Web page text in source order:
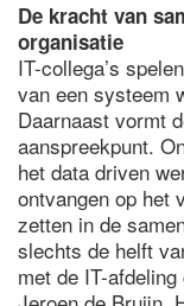
De kracht van
organisatie
IT-collega’s
van een systeem
Daarnaast vormt
aanspreekpunt.
het data driven
ontvangen op het
zetten in de
slechts de helft
met de IT-afdeling